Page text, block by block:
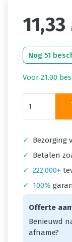
11,33
Nog 51
Voor 21.00
✓ Bezorging
✓
Betalen
✓ 222.000+
✓
100%
Offerte
Benieuwd
afname?